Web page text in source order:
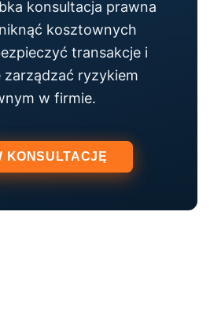
konsultacja prawna
kosztownych
transakcje i
zarządzać ryzykiem
w firmie.
KONSULTACJĘ